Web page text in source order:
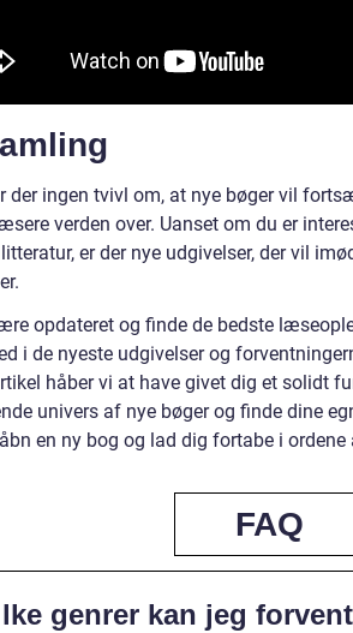
der ingen tvivl om, at nye bøger vil
verden over. Uanset om du er
er der nye udgivelser, der vil
opdateret og finde de bedste
i de nyeste udgivelser og
håber vi at have givet dig et solidt
univers af nye bøger og finde dine
en ny bog og lad dig fortabe i ordene
FAQ
genrer kan jeg